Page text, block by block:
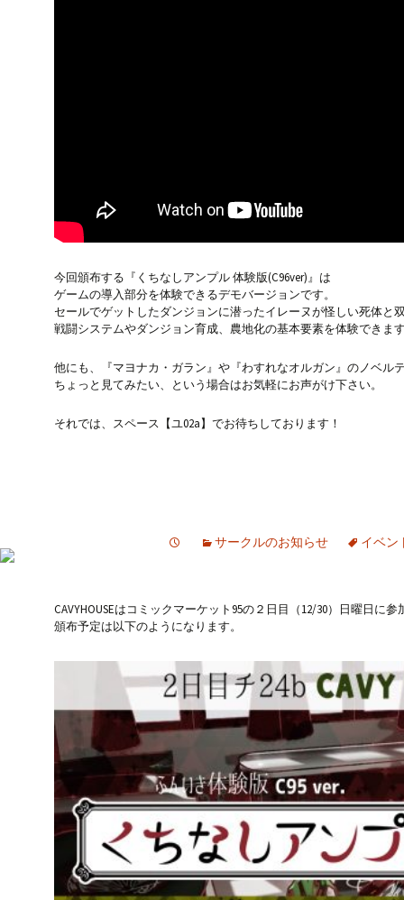
今回頒布する『くちなしアンプル 体験版(C96ver)』は
ゲームの導入部分を体験できるデモバージョンです。
セールでゲットしたダンジョンに潜ったイレーヌが怪しい死体と
戦闘システムやダンジョン育成、農地化の基本要素を体験できま
他にも、『マヨナカ・ガラン』や『わすれなオルガン』のノベル
ちょっと見てみたい、という場合はお気軽にお声がけ下さい。
それでは、スペース【ユ02a】でお待ちしております！
サークルのお知らせ イベン
CAVYHOUSEはコミックマーケット95の２日目（12/30）日曜日に参
頒布予定は以下のようになります。